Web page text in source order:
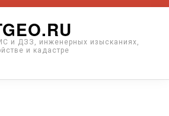
и ДЗЗ, инженерных изысканиях,
и кадастре